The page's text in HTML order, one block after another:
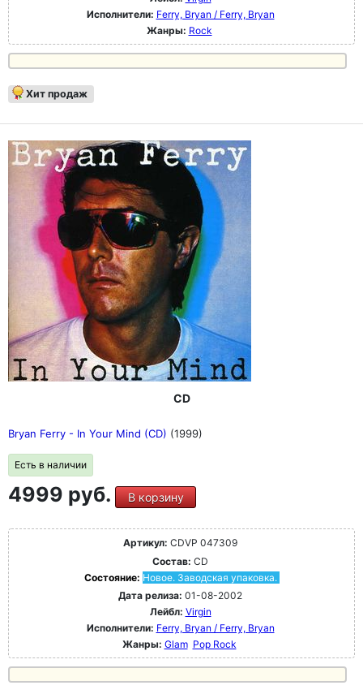
Исполнители: Ferry, Bryan / Ferry, Bryan
Жанры: Rock
Хит продаж
CD
Bryan Ferry - In Your Mind (CD) (1999)
Есть в наличии
4999 руб. В корзину
Артикул: CDVP 047309
Состав: CD
Состояние: Новое. Заводская упаковка.
Дата релиза: 01-08-2002
Лейбл: Virgin
Исполнители: Ferry, Bryan / Ferry, Bryan
Жанры: Glam Pop Rock